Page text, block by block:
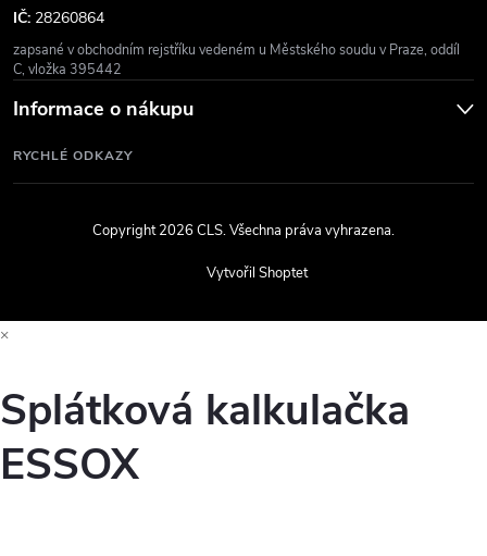
IČ: 28260864
zapsané v obchodním rejstříku vedeném u Městského soudu v Praze, oddíl
C, vložka 395442
Informace o nákupu
RYCHLÉ ODKAZY
Vytvořil Shoptet
Copyright 2026CLS. Všechna práva vyhrazena.
×
Splátková kalkulačka
ESSOX